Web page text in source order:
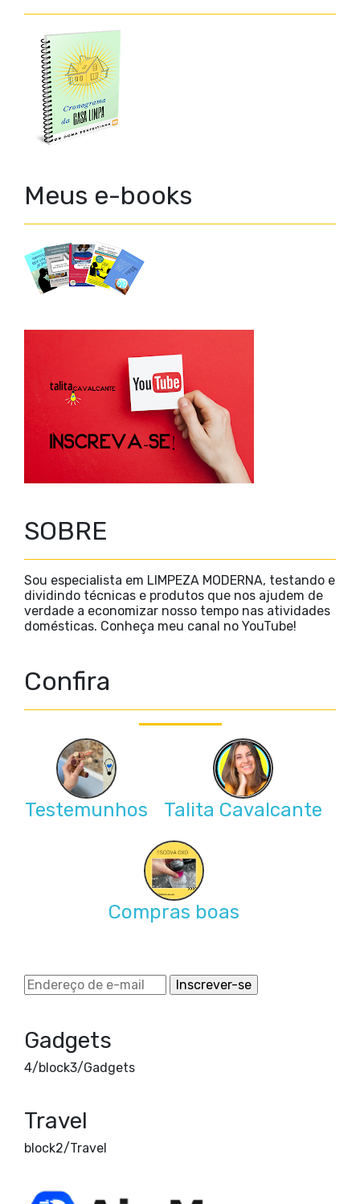
Meus e-books
SOBRE
Sou especialista em LIMPEZA MODERNA, testando e
dividindo técnicas e produtos que nos ajudem de
verdade a economizar nosso tempo nas atividades
domésticas. Conheça meu canal no YouTube!
Confira
Testemunhos Talita Cavalcante
Compras boas
Gadgets
4/block3/Gadgets
Travel
block2/Travel